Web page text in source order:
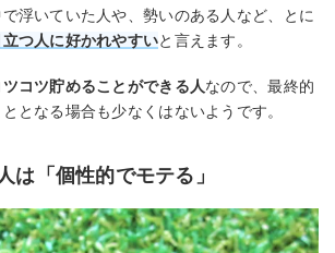
浮いていた人や、勢いのある人など、とに
立つ人に好かれやすいと言えます。
コツ貯めることができる人なので、最終的
となる場合も少なくはないようです。
は「個性的でモテる」